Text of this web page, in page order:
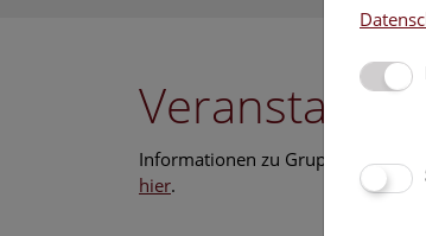
Informationen zu Gruppen,-
hier.